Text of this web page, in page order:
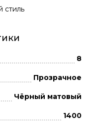
стиль
8
Прозрачное
Чёрный матовый
1400